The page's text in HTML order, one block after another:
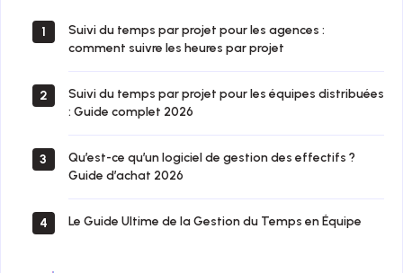
1
Suivi du temps par projet pour les agences :
comment suivre les heures par projet
2
Suivi du temps par projet pour les équipes distribuées
: Guide complet 2026
3
Qu’est-ce qu’un logiciel de gestion des effectifs ?
Guide d’achat 2026
4 Le Guide Ultime de la Gestion du Temps en Équipe